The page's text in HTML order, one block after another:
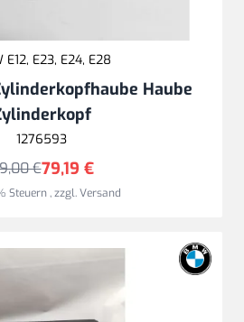
E12, E23, E24, E28
Haube
1276593
79,19 €
€
Steuern,zzgl.Versand